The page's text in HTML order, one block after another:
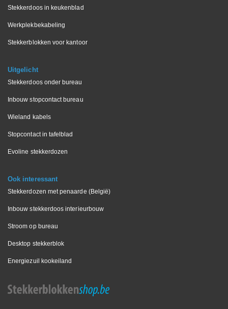
Stekkerdoos in keukenblad
Werkplekbekabeling
Stekkerblokken voor kantoor
Uitgelicht
Stekkerdoos onder bureau
Inbouw stopcontact bureau
Wieland kabels
Stopcontact in tafelblad
Evoline stekkerdozen
Ook interessant
Stekkerdozen met penaarde (België)
Inbouw stekkerdoos interieurbouw
Stroom op bureau
Desktop stekkerblok
Energiezuil kookeiland